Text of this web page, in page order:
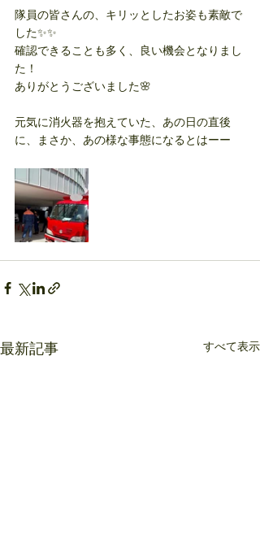
隊員の皆さんの、キリッとしたお姿も素敵で
した✨✨
確認できることも多く、良い機会となりまし
た！
ありがとうございました🌸
元気に消火器を抱えていた、あの日の直後
に、まさか、あの様な事態になるとはーー
最新記事 すべて表示